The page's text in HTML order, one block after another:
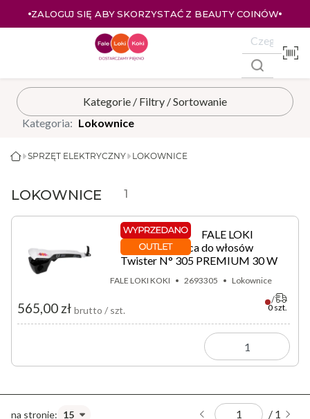
ZALOGUJ SIĘ ABY SKORZYSTAĆ Z BEAUTY COINÓW
Kategoria: Lokownice
LOKOWNICE
SPRZĘT ELEKTRYCZNY
LOKOWNICE 1
FALE LOKI
KOKI lokownica do włosów
Twister N° 305 PREMIUM 30 W
FALE LOKI KOKI 2693305 Lokownice
565,00 zł brutto / szt. 0 szt.
/ 1